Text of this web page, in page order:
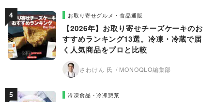
お取り寄せグルメ・食品通販
【2026年】お取り寄せチーズケーキのお
すすめランキング13選。冷凍・冷蔵で届
く人気商品をプロと比較
さわけん 氏 MONOQLO編集部
冷凍食品・冷凍惣菜